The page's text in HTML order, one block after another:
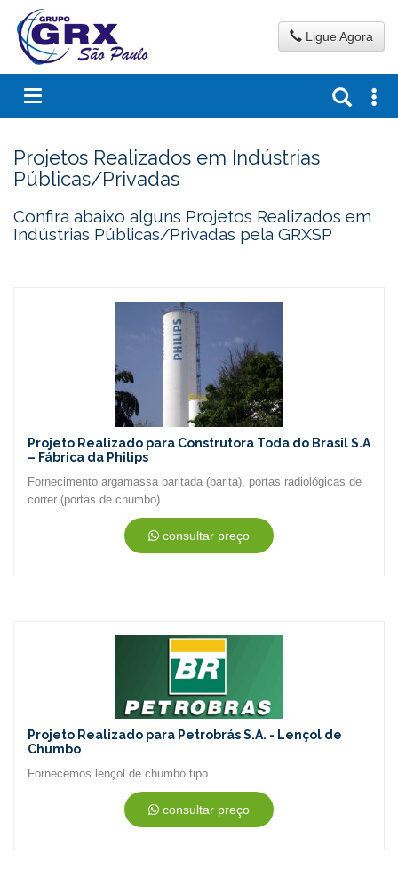
Ligue Agora
Projetos Realizados em Indústrias
Públicas/Privadas
Confira abaixo alguns Projetos Realizados em
Indústrias Públicas/Privadas pela GRXSP
Projeto Realizado para Construtora Toda do Brasil S.A
– Fábrica da Philips
Fornecimento argamassa baritada (barita), portas radiológicas de
correr (portas de chumbo)...
consultar preço
Projeto Realizado para Petrobrás S.A. - Lençol de
Chumbo
Fornecemos lençol de chumbo tipo
consultar preço